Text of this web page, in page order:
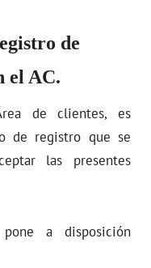
de
el AC.
de clientes, es
de registro que se
las presentes
a disposición